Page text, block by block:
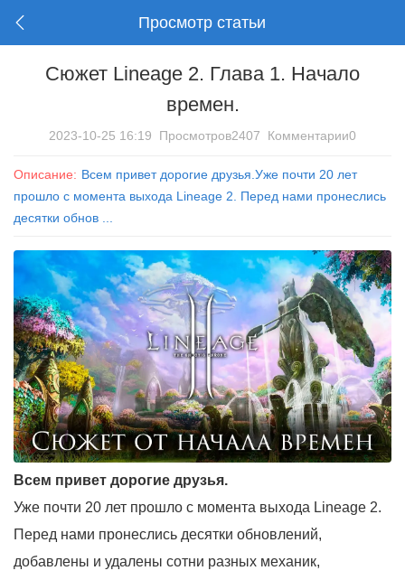
Просмотр статьи
Сюжет Lineage 2. Глава 1. Начало
времен.
2023-10-25 16:19 Просмотров2407 Комментарии0
Описание: Всем привет дорогие друзья.Уже почти 20 лет
прошло с момента выхода Lineage 2. Перед нами пронеслись
десятки обнов ...
Всем привет дорогие друзья.
Уже почти 20 лет прошло с момента выхода Lineage 2.
Перед нами пронеслись десятки обновлений,
добавлены и удалены сотни разных механик,